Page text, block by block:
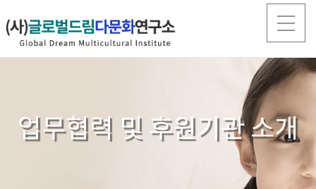
업무협력 및 후원기관 소개